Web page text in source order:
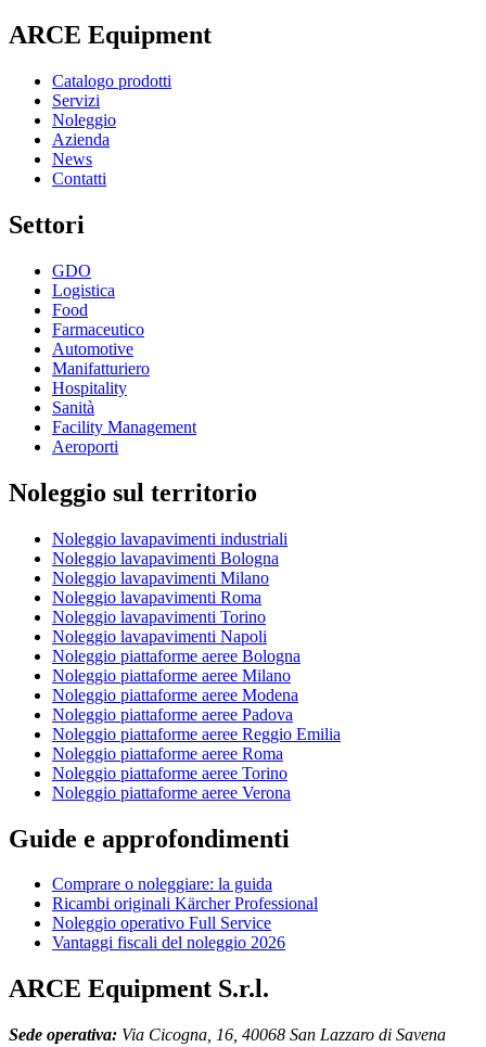
ARCE Equipment
Catalogo prodotti
Servizi
Noleggio
Azienda
News
Contatti
Settori
GDO
Logistica
Food
Farmaceutico
Automotive
Manifatturiero
Hospitality
Sanità
Facility Management
Aeroporti
Noleggio sul territorio
Noleggio lavapavimenti industriali
Noleggio lavapavimenti Bologna
Noleggio lavapavimenti Milano
Noleggio lavapavimenti Roma
Noleggio lavapavimenti Torino
Noleggio lavapavimenti Napoli
Noleggio piattaforme aeree Bologna
Noleggio piattaforme aeree Milano
Noleggio piattaforme aeree Modena
Noleggio piattaforme aeree Padova
Noleggio piattaforme aeree Reggio Emilia
Noleggio piattaforme aeree Roma
Noleggio piattaforme aeree Torino
Noleggio piattaforme aeree Verona
Guide e approfondimenti
Comprare o noleggiare: la guida
Ricambi originali Kärcher Professional
Noleggio operativo Full Service
Vantaggi fiscali del noleggio 2026
ARCE Equipment S.r.l.
Sede operativa: Via Cicogna, 16, 40068 San Lazzaro di Savena